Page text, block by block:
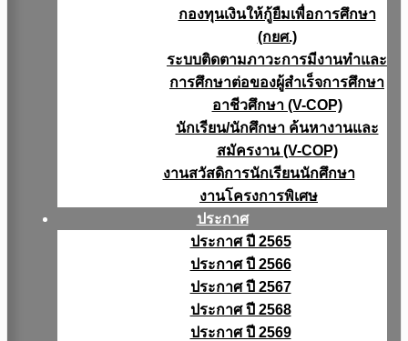
กองทุนเงินให้กู้ยืมเพื่อการศึกษา
(กยศ.)
ระบบติดตามภาวะการมีงานทำและ
การศึกษาต่อของผู้สำเร็จการศึกษา
อาชีวศึกษา (V-COP)
นักเรียน/นักศึกษา ค้นหางานและ
สมัครงาน (V-COP)
งานสวัสดิการนักเรียนนักศึกษา
งานโครงการพิเศษ
ประกาศ
ประกาศ ปี 2565
ประกาศ ปี 2566
ประกาศ ปี 2567
ประกาศ ปี 2568
ประกาศ ปี 2569